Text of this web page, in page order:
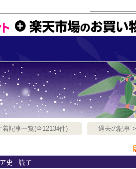
着記事一覧(全12134件) 過去の記事 >
ア史 読了